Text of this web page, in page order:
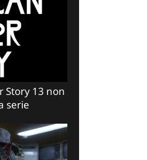
Story 13 non
serie